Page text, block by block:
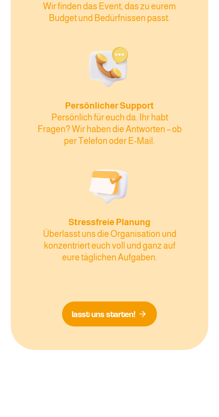
Wir finden das Event, das zu eurem
Budget und Bedürfnissen passt.
Persönlicher Support
Persönlich für euch da. Ihr habt
Fragen? Wir haben die Antworten – ob
per Telefon oder E-Mail.
Stressfreie Planung
Überlasst uns die Organisation und
konzentriert euch voll und ganz auf
eure täglichen Aufgaben.
lasst uns starten!